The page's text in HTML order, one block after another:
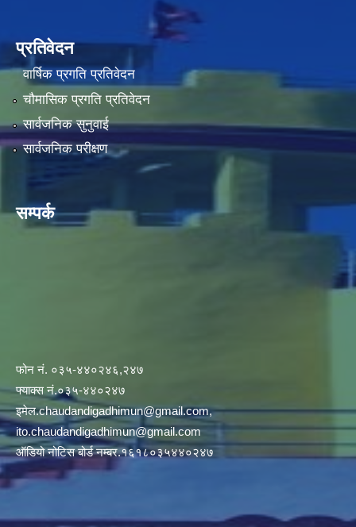
प्रतिवेदन
वार्षिक प्रगति प्रतिवेदन
चौमासिक प्रगति प्रतिवेदन
सार्वजनिक सुनुवाई
सार्वजनिक परीक्षण
सम्पर्क
फोन नं. ०३५-४४०२४६,२४७
फ्याक्स नं.०३५-४४०२४७
इमेल.chaudandigadhimun@gmail.com,
ito.chaudandigadhimun@gmail.com
ऑडियो नोटिस बोर्ड नम्बर.१६१८०३५४४०२४७